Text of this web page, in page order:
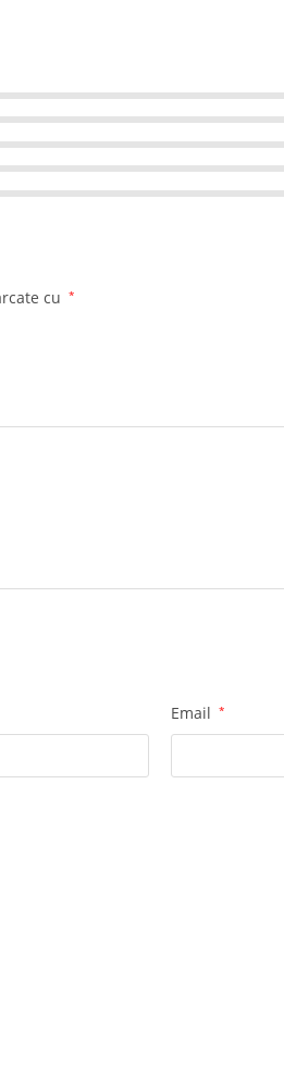
cu *
Email *